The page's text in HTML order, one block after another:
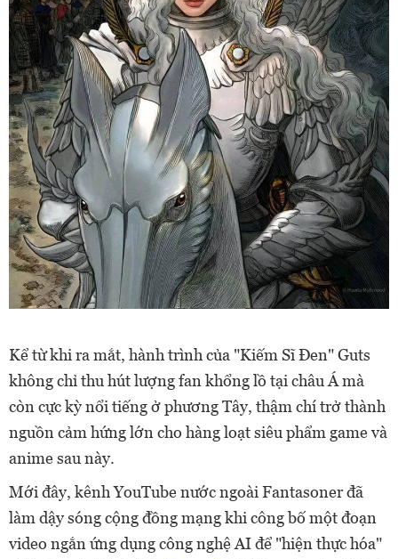
Kể từ khi ra mắt, hành trình của "Kiếm Sĩ Đen" Guts
không chỉ thu hút lượng fan khổng lồ tại châu Á mà
còn cực kỳ nổi tiếng ở phương Tây, thậm chí trở thành
nguồn cảm hứng lớn cho hàng loạt siêu phẩm game và
anime sau này.
Mới đây, kênh YouTube nước ngoài Fantasoner đã
làm dậy sóng cộng đồng mạng khi công bố một đoạn
video ngắn ứng dụng công nghệ AI để "hiện thực hóa"